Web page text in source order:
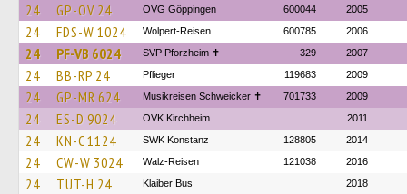
24 GP-OV 24 OVG Göppingen 600044 2005
24 FDS-W 1024 Wolpert-Reisen 600785 2006
24 PF-VB 6024 SVP Pforzheim ✝ 329 2007
24 BB-RP 24 Pflieger 119683 2009
24 GP-MR 624 Musikreisen Schweicker ✝ 701733 2009
24 ES-D 9024 OVK Kirchheim 2011
24 KN-C 1124 SWK Konstanz 128805 2014
24 CW-W 3024 Walz-Reisen 121038 2016
24 TUT-H 24 Klaiber Bus 2018